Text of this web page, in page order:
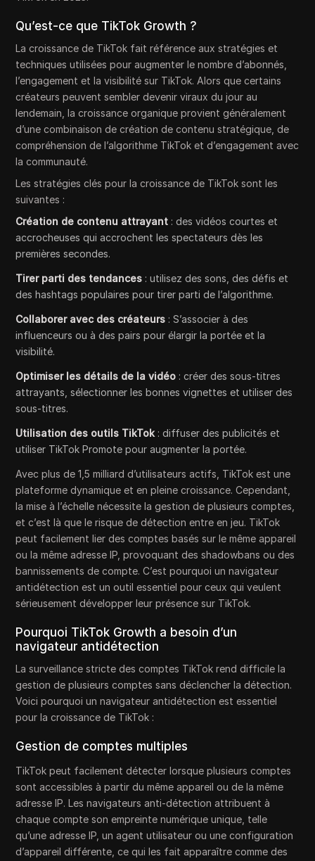
Qu’est-ce que TikTok Growth ?
La croissance de TikTok fait référence aux stratégies et
techniques utilisées pour augmenter le nombre d’abonnés,
l’engagement et la visibilité sur TikTok. Alors que certains
créateurs peuvent sembler devenir viraux du jour au
lendemain, la croissance organique provient généralement
d’une combinaison de création de contenu stratégique, de
compréhension de l’algorithme TikTok et d’engagement avec
la communauté.
Les stratégies clés pour la croissance de TikTok sont les
suivantes :
Création de contenu attrayant : des vidéos courtes et
accrocheuses qui accrochent les spectateurs dès les
premières secondes.
Tirer parti des tendances : utilisez des sons, des défis et
des hashtags populaires pour tirer parti de l’algorithme.
Collaborer avec des créateurs : S’associer à des
influenceurs ou à des pairs pour élargir la portée et la
visibilité.
Optimiser les détails de la vidéo : créer des sous-titres
attrayants, sélectionner les bonnes vignettes et utiliser des
sous-titres.
Utilisation des outils TikTok : diffuser des publicités et
utiliser TikTok Promote pour augmenter la portée.
Avec plus de 1,5 milliard d’utilisateurs actifs, TikTok est une
plateforme dynamique et en pleine croissance. Cependant,
la mise à l’échelle nécessite la gestion de plusieurs comptes,
et c’est là que le risque de détection entre en jeu. TikTok
peut facilement lier des comptes basés sur le même appareil
ou la même adresse IP, provoquant des shadowbans ou des
bannissements de compte. C’est pourquoi un navigateur
antidétection est un outil essentiel pour ceux qui veulent
sérieusement développer leur présence sur TikTok.
Pourquoi TikTok Growth a besoin d’un
navigateur antidétection
La surveillance stricte des comptes TikTok rend difficile la
gestion de plusieurs comptes sans déclencher la détection.
Voici pourquoi un navigateur antidétection est essentiel
pour la croissance de TikTok :
Gestion de comptes multiples
TikTok peut facilement détecter lorsque plusieurs comptes
sont accessibles à partir du même appareil ou de la même
adresse IP. Les navigateurs anti-détection attribuent à
chaque compte son empreinte numérique unique, telle
qu’une adresse IP, un agent utilisateur ou une configuration
d’appareil différente, ce qui les fait apparaître comme des